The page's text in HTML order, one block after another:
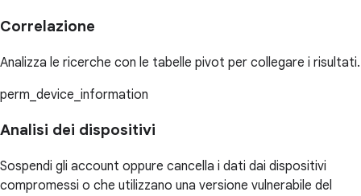
Correlazione
Analizza le ricerche con le tabelle pivot per collegare i risultati.
perm_device_information
Analisi dei dispositivi
Sospendi gli account oppure cancella i dati dai dispositivi
compromessi o che utilizzano una versione vulnerabile del